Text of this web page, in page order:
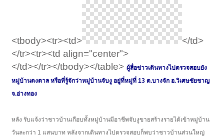
<tbody><tr><td>
</td>
</tr><tr><td align="center">
</td></tr></tbody></table>ผู้สื่อข่าวเดินทางไปตรวจสอบยัง
หมู่บ้านดงตาล หรือที่รู้จักว่าหมู่บ้านจับงู อยู่ที่หมู่ที่ 13 ต.บางจัก อ.วิเศษชัยชาญ
จ.อ่างทอง
หลัง รับแจ้งว่าชาวบ้านเกือบทั้งหมู่บ้านมีอาชีพจับงูขายสร้างรายได้เข้าหมู่บ้าน
วันละกว่า 1 แสนบาท หลังจากเดินทางไปตรวจสอบก็พบว่าชาวบ้านส่วนใหญ่